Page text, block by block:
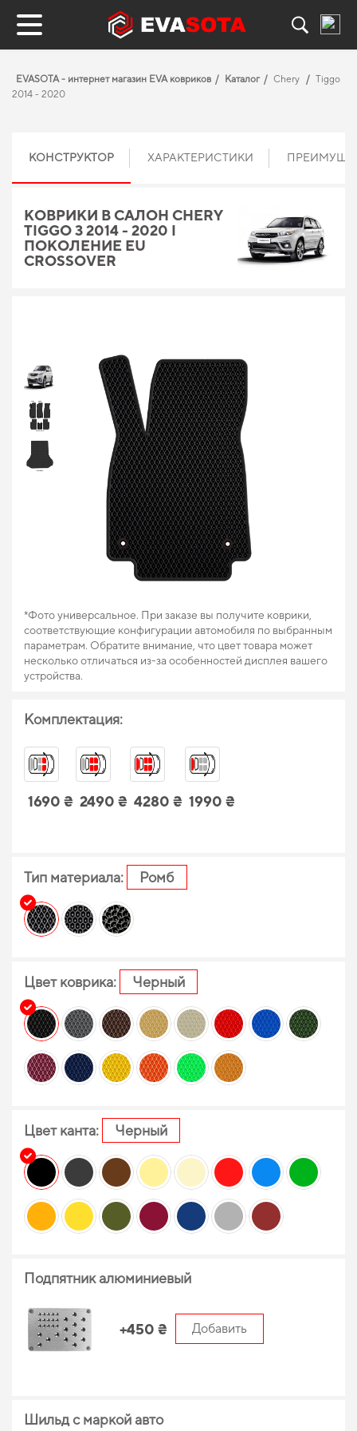
EVASOTA - интернет магазин EVA ковриков Каталог Chery
Tiggo
2014 - 2020
КОНСТРУКТОР ХАРАКТЕРИСТИКИ
КОВРИКИ В САЛОН CHERY
TIGGO 3 2014 - 2020 I
ПОКОЛЕНИЕ EU
CROSSOVER
*Фото универсальное. При заказе вы получите коврики,
соответствующие конфигурации автомобиля по выбранным
параметрам. Обратите внимание, что цвет товара может
несколько отличаться из-за особенностей дисплея вашего
устройства.
Комплектация:
1690 ₴ 2490 ₴ 4280 ₴ 1990 ₴
Тип материала: Ромб
Цвет коврика: Черный
Цвет канта: Черный
Подпятник алюминиевый
+450 ₴ Добавить
Шильд с маркой авто